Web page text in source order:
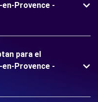
Provence -
para el
Provence -